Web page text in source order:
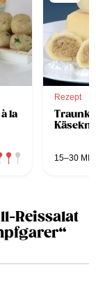
la
Rezept
15–30 MIN
Reissalat